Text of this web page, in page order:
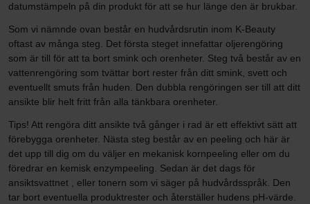
datumstämpeln på din produkt för att se hur länge den är brukbar.
Som vi nämnde ovan består en hudvårdsrutin inom K-Beauty
oftast av många steg. Det första steget innefattar oljerengöring
som är till för att ta bort smink och orenheter. Steg två består av en
vattenrengöring som tvättar bort rester från ditt smink, svett och
eventuellt smuts från huden. Den dubbla rengöringen ser till att ditt
ansikte blir helt fritt från alla tänkbara orenheter.
Tips! Att rengöra ditt ansikte två gånger i rad är ett effektivt sätt att
förebygga orenheter. Nästa steg består av en peeling och här är
det upp till dig om du väljer en mekanisk kornpeeling eller om du
föredrar en kemisk enzympeeling. Sedan är det dags för
ansiktsvattnet , eller tonern som vi säger på hudvårdsspråk. Den
tar bort eventuella produktrester och återställer hudens pH-värde.